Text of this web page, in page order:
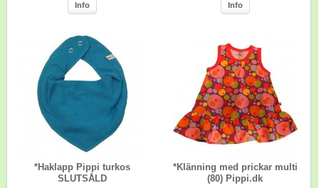
Info Info
*Haklapp Pippi turkos
SLUTSÅLD
*Klänning med prickar multi
(80) Pippi.dk